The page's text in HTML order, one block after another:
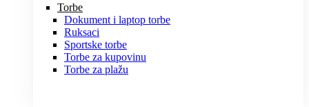
Torbe
Dokument i laptop torbe
Ruksaci
Sportske torbe
Torbe za kupovinu
Torbe za plažu